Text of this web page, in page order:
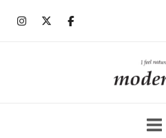
ホ
ー